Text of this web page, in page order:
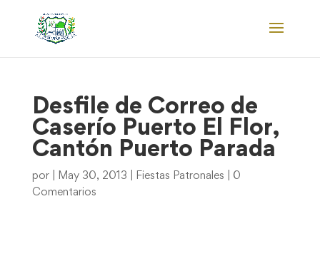
Desfile de Correo de
Caserío Puerto El Flor,
Cantón Puerto Parada
por May 30, 2013 Fiestas Patronales
0
Comentarios